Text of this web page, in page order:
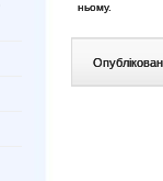
ньому.